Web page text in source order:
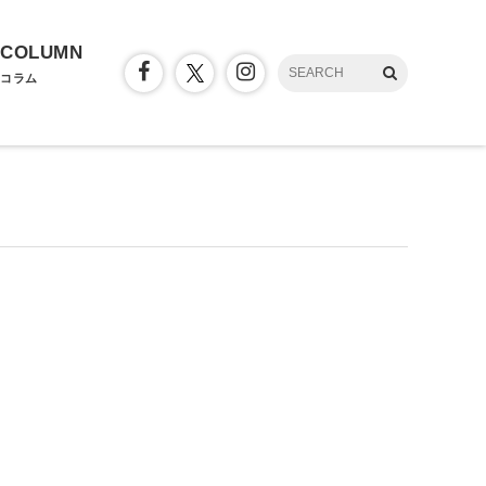
COLUMN
コラム